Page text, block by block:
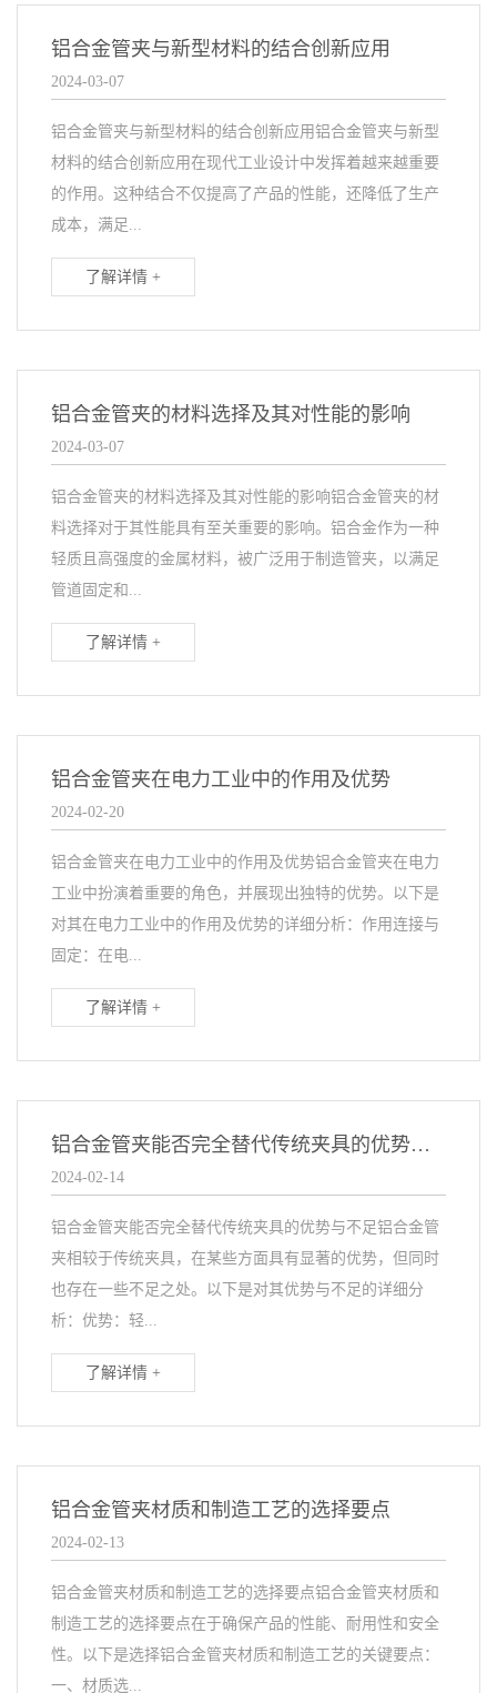
铝合金管夹与新型材料的结合创新应用
2024-03-07
铝合金管夹与新型材料的结合创新应用铝合金管夹与新型
材料的结合创新应用在现代工业设计中发挥着越来越重要
的作用。这种结合不仅提高了产品的性能，还降低了生产
成本，满足...
了解详情 +
铝合金管夹的材料选择及其对性能的影响
2024-03-07
铝合金管夹的材料选择及其对性能的影响铝合金管夹的材
料选择对于其性能具有至关重要的影响。铝合金作为一种
轻质且高强度的金属材料，被广泛用于制造管夹，以满足
管道固定和...
了解详情 +
铝合金管夹在电力工业中的作用及优势
2024-02-20
铝合金管夹在电力工业中的作用及优势铝合金管夹在电力
工业中扮演着重要的角色，并展现出独特的优势。以下是
对其在电力工业中的作用及优势的详细分析：作用连接与
固定：在电...
了解详情 +
铝合金管夹能否完全替代传统夹具的优势与不足
2024-02-14
铝合金管夹能否完全替代传统夹具的优势与不足铝合金管
夹相较于传统夹具，在某些方面具有显著的优势，但同时
也存在一些不足之处。以下是对其优势与不足的详细分
析：优势：轻...
了解详情 +
铝合金管夹材质和制造工艺的选择要点
2024-02-13
铝合金管夹材质和制造工艺的选择要点铝合金管夹材质和
制造工艺的选择要点在于确保产品的性能、耐用性和安全
性。以下是选择铝合金管夹材质和制造工艺的关键要点：
一、材质选...